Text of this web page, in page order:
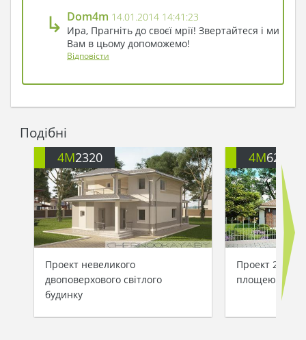
↳ Dom4m 14.01.2014 14:41:23
Ира, Прагніть до своєї мрії! Звертайтеся і ми
Вам в цьому допоможемо!
Відповісти
Подібні
4M2320
Проект невеликого
двоповерхового світлого
будинку
4M628
Проект 2-х
площею 162